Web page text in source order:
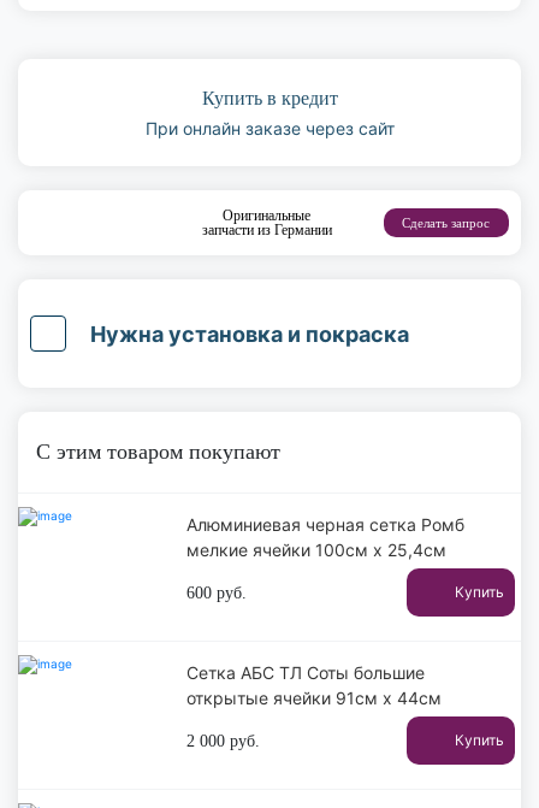
Купить в кредит
При онлайн заказе через сайт
Оригинальные
запчасти из Германии
Сделать запрос
Нужна установка и покраска
С этим товаром покупают
Алюминиевая черная сетка Ромб
мелкие ячейки 100см х 25,4см
600 руб. Купить
Сетка АБС ТЛ Соты большие
открытые ячейки 91см х 44см
2 000 руб. Купить